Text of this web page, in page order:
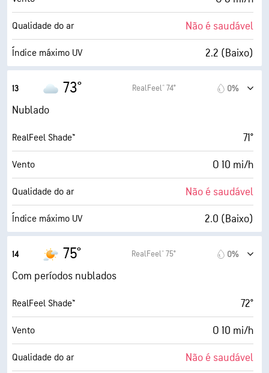
Cobertura de nuvens 99%
Visibilidade 5 milhas
Qualidade do ar Não é saudável
Índice máximo UV 2.2 (Baixo)
Humidade
Ponto de orvalho 64° F
AccuLumen Brightness Index™ 1 (Escuro)
Cobertura de nuvens 98%
Visibilidade 5 milhas
13 73° RealFeel® 74° 0%
Nublado
RealFeel Shade™ 71°
Vento O 10 mi/h
Qualidade do ar Não é saudável
Índice máximo UV 2.0 (Baixo)
Humidade
Ponto de orvalho 65° F
AccuLumen Brightness Index™ 1 (Escuro)
Cobertura de nuvens 96%
14 75° RealFeel® 75° 0%
Com períodos nublados
RealFeel Shade™ 72°
Vento O 10 mi/h
Qualidade do ar Não é saudável